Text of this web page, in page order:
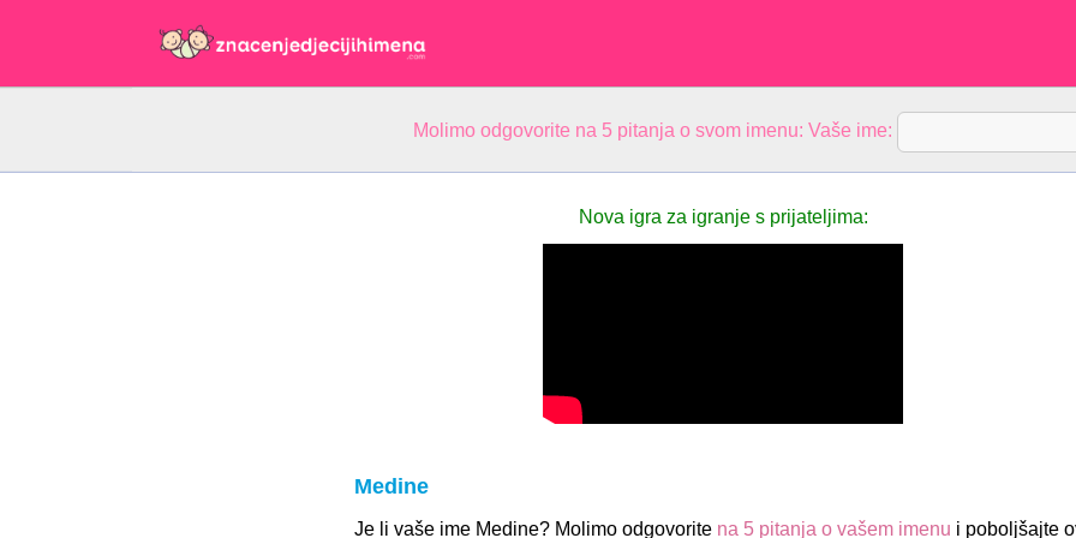
Molimo odgovorite na 5 pitanja o svom imenu: Vaše ime:
Nova igra za igranje s prijateljima:
Medine
Je li vaše ime Medine? Molimo odgovorite na 5 pitanja o vašem imenu i poboljšajte